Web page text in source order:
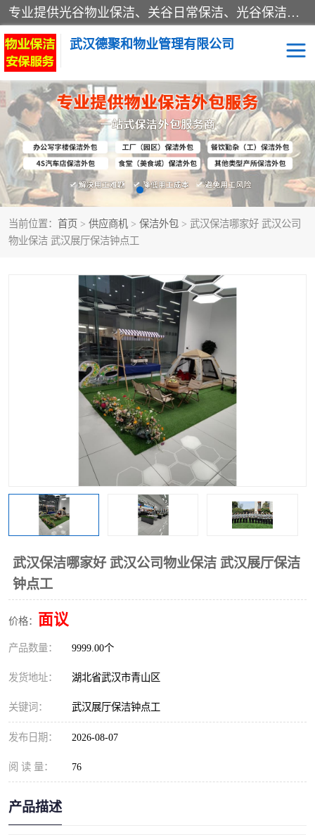
专业提供光谷物业保洁、关谷日常保洁、光谷保洁外包及武汉其他城区的单位日常保洁 武汉德聚和物业管理有限公司致力于打造中国专业物业保洁服务、日常保洁及其他保洁清洗外包服务。自公司成立以来提倡以先进的物业管理理念和模式经营，谋篇布局，以“至诚服务、精益求精、规范管理、锐意拓新”为质量方针，强化内部管理，为业主提供专业化、标准化和精细化的全方位物业服务，管理服务水平得到了广大业主和业内人士的一致好评。
武汉德聚和物业管理有限公司
当前位置： 首页 > 供应商机 > 保洁外包 > 武汉保洁哪家好 武汉公司
物业保洁 武汉展厅保洁钟点工
武汉保洁哪家好 武汉公司物业保洁 武汉展厅保洁
钟点工
价格： 面议
产品数量： 9999.00个
发货地址： 湖北省武汉市青山区
关键词： 武汉展厅保洁钟点工
发布日期： 2026-08-07
阅 读 量： 76
产品描述
保洁外包